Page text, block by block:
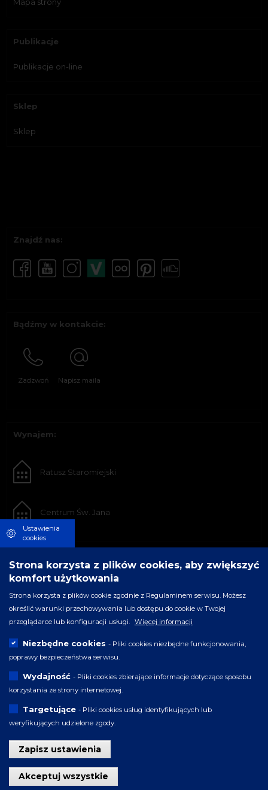
Publikacje
Publikacje on-line
Sklep
Sklep
Znajdź nas:
Bądźmy w kontakcie:
Zadzwoń Napisz maila
Wynajem:
Ratusz Staromiejski
Centrum Św. Jana
Ustawienia
cookies
Strona korzysta z plików cookies, aby zwiększyć
komfort użytkowania
Strona korzysta z plików cookie zgodnie z Regulaminem serwisu. Możesz
określić warunki przechowywania lub dostępu do cookie w Twojej
przeglądarce lub konfiguracji usługi.
Więcej informacji
Niezbędne cookies - Pliki cookies niezbędne funkcjonowania,
poprawy bezpieczeństwa serwisu.
Wydajność - Pliki cookies zbierające informacje dotyczące sposobu
korzystania ze strony internetowej.
Targetujące - Pliki cookies usług identyfikujących lub
weryfikujących udzielone zgody.
Zapisz ustawienia
Akceptuj wszystkie